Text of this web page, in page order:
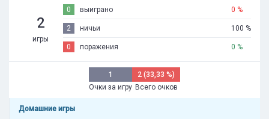
2
игры
0 выиграно 0 %
2 ничьи 100 %
0 поражения 0 %
1
Очки за игру
2 (33,33 %)
Всего очков
Домашние игры